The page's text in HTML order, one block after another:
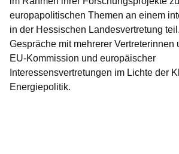
europapolitischen Themen an einem
in der Hessischen Landesvertretung
Gespräche mit mehrerer Vertreterinnen
EU-Kommission und europäischer
Interessensvertretungen im Lichte der
Energiepolitik.